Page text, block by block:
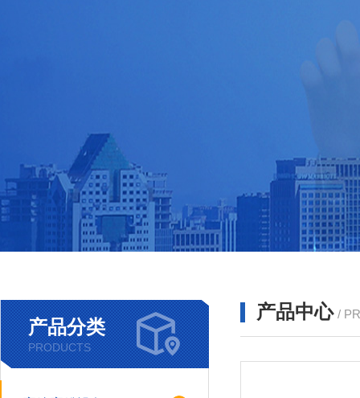
产品分类
PRODUCTS
产品中心 /